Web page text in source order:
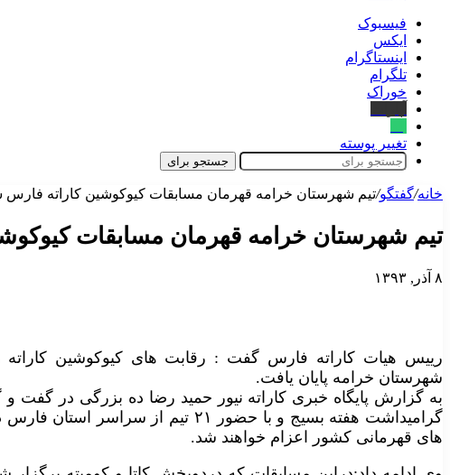
فیسبوک
ایکس
اینستاگرام
تلگرام
خوراک
تغییر پوسته
جستجو برای
خانه/گفتگو/تیم شهرستان خرامه قهرمان مسابقات کیوکوشین کاراته فارس
تیم شهرستان خرامه قهرمان مسابقات
۸ آذر, ۱۳۹۳
رییس هیات کاراته فارس گفت : رقابت های کیوکوشین کاراته
شهرستان خرامه پایان یافت.
به گزارش پایگاه خبری کاراته نیور حمید رضا ده بزرگی در گفت و
گرامیداشت هفته بسیج و با حضور ۲۱ تیم
های قهرمانی کشور اعزام خواهند شد.